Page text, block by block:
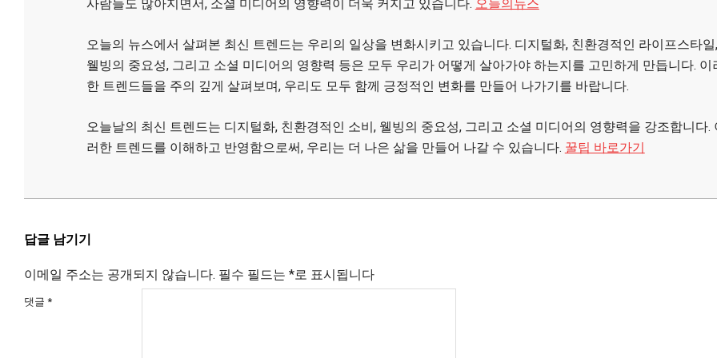
사람들도 많아지면서, 소셜 미디어의 영향력이 더욱 커지고 있습니다. 오늘의뉴스
오늘의 뉴스에서 살펴본 최신 트렌드는 우리의 일상을 변화시키고 있습니다. 디지털화, 친환경적인 라이프스타일,
웰빙의 중요성, 그리고 소셜 미디어의 영향력 등은 모두 우리가 어떻게 살아가야 하는지를 고민하게 만듭니다. 이
한 트렌드들을 주의 깊게 살펴보며, 우리도 모두 함께 긍정적인 변화를 만들어 나가기를 바랍니다.
오늘날의 최신 트렌드는 디지털화, 친환경적인 소비, 웰빙의 중요성, 그리고 소셜 미디어의 영향력을 강조합니다.
러한 트렌드를 이해하고 반영함으로써, 우리는 더 나은 삶을 만들어 나갈 수 있습니다. 꿀팁 바로가기
02-
답글 남기기
이메일 주소는 공개되지 않습니다. 필수 필드는 *로 표시됩니다
댓글 *